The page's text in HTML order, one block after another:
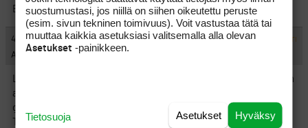
Erot voivat siis olla aika hurjia 20 vuoden takaiseen…
4.9.2022 10:37:16 #1369380 VASTAA ILMOITA ASIATON VIESTI
Arnold Palmer
Lynxit taisi olla jopa 90-luvun alkupuolelta? Aikanaan 2000 luvun
alkupuolella Mizunon mp-33 r5 oli 28 astetta. Nyt ”standardi”
game improvement raudoissa on tosiaan noin 24 astetta. Titun
T100:ssa löytyy r5:ssä vielä 27 astetta. Ehkä kuitenkin se isoin
suostumustasi, jos niillä on siihen oikeutettu peruste
(esim. sivun tekninen toimivuus). Voit vastustaa tätä tai
muuttaa kaikkia asetuksiasi valitsemalla alla olevan
Asetukset -painikkeen.
Hyväksy
Asetukset
Tietosuoja